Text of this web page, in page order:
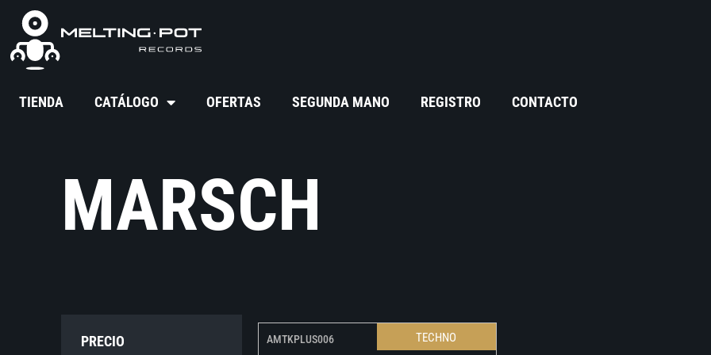
TIENDA CATÁLOGO OFERTAS SEGUNDA MANO REGISTRO CONTACTO
MARSCH
PRECIO AMTKPLUS006 TECHNO